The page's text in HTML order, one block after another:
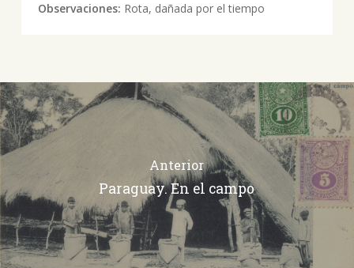
Observaciones: Rota, dañada por el tiempo
Anterior
Paraguay. En el campo